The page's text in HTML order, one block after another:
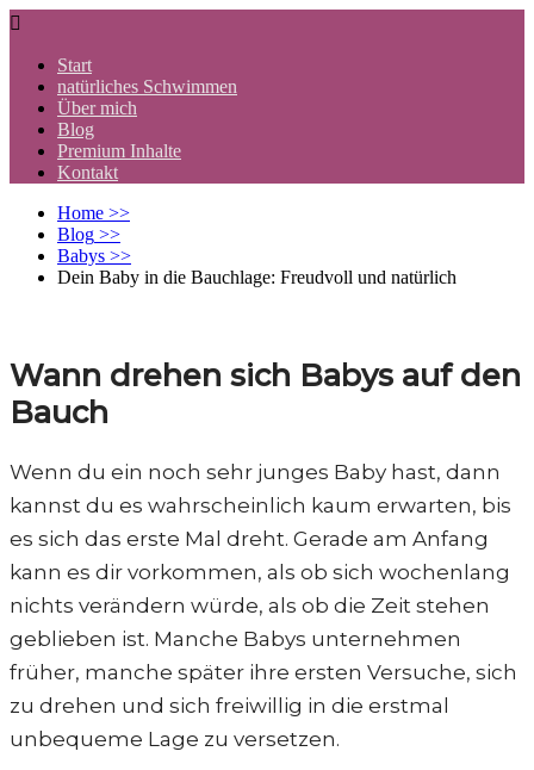

Start
natürliches Schwimmen
Über mich
Blog
Premium Inhalte
Kontakt
Home >>
Blog >>
Babys >>
Dein Baby in die Bauchlage: Freudvoll und natürlich
Wann drehen sich Babys auf den
Bauch
Wenn du ein noch sehr junges Baby hast, dann
kannst du es wahrscheinlich kaum erwarten, bis
es sich das erste Mal dreht. Gerade am Anfang
kann es dir vorkommen, als ob sich wochenlang
nichts verändern würde, als ob die Zeit stehen
geblieben ist. Manche Babys unternehmen
früher, manche später ihre ersten Versuche, sich
zu drehen und sich freiwillig in die erstmal
unbequeme Lage zu versetzen.